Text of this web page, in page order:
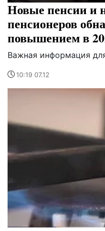
Новые пенсии и
пенсионеров
повышением в
Важная информация
10:19 07.12